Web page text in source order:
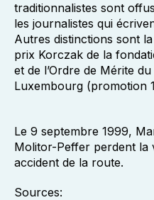
traditionnalistes sont
les journalistes qui
Autres distinctions sont
prix Korczak de la
et de l’Ordre de Mérite
Luxembourg (promotion
Le 9 septembre 1999,
Molitor-Peffer perdent la
accident de la route.
Sources: